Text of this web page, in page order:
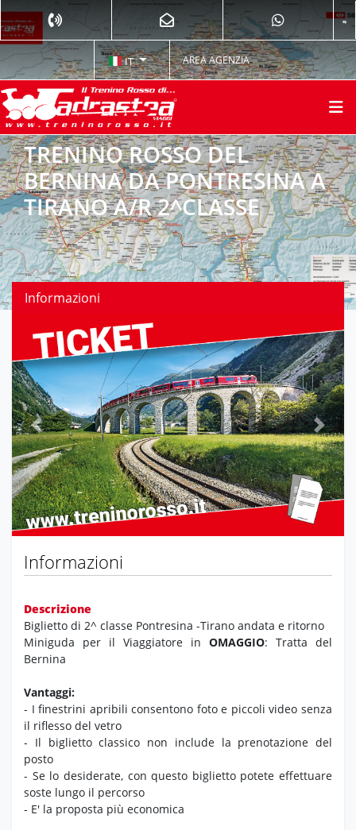
IT AREA AGENZIA
TRENINO ROSSO DEL
BERNINA DA PONTRESINA A
TIRANO A/R 2^CLASSE
Informazioni
Previous Next
Informazioni
Descrizione
Biglietto di 2^ classe Pontresina -Tirano andata e ritorno
Miniguda per il Viaggiatore in OMAGGIO: Tratta del
Bernina
Vantaggi:
- I finestrini apribili consentono foto e piccoli video senza
il riflesso del vetro
- Il biglietto classico non include la prenotazione del
posto
- Se lo desiderate, con questo biglietto potete effettuare
soste lungo il percorso
- E' la proposta più economica